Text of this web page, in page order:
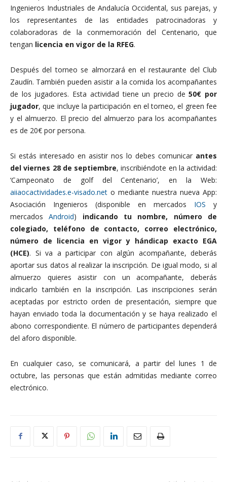
Ingenieros Industriales de Andalucía Occidental, sus parejas, y
los representantes de las entidades patrocinadoras y
colaboradoras de la conmemoración del Centenario, que
tengan licencia en vigor de la RFEG.
Después del torneo se almorzará en el restaurante del Club
Zaudín. También pueden asistir a la comida los acompañantes
de los jugadores. Esta actividad tiene un precio de 50€ por
jugador, que incluye la participación en el torneo, el green fee
y el almuerzo. El precio del almuerzo para los acompañantes
es de 20€ por persona.
Si estás interesado en asistir nos lo debes comunicar antes
del viernes 28 de septiembre, inscribiéndote en la actividad:
‘Campeonato de golf del Centenario’, en la Web:
aiiaocactividades.e-visado.net o mediante nuestra nueva App:
Asociación Ingenieros (disponible en mercados IOS y
mercadosAndroid) indicando tu nombre, número de
colegiado, teléfono de contacto, correo electrónico,
número de licencia en vigor y hándicap exacto EGA
(HCE). Si va a participar con algún acompañante, deberás
aportar sus datos al realizar la inscripción. De igual modo, si al
almuerzo quieres asistir con un acompañante, deberás
indicarlo también en la inscripción. Las inscripciones serán
aceptadas por estricto orden de presentación, siempre que
hayan enviado toda la documentación y se haya realizado el
abono correspondiente. El número de participantes dependerá
del aforo disponible.
En cualquier caso, se comunicará, a partir del lunes 1 de
octubre, las personas que están admitidas mediante correo
electrónico.